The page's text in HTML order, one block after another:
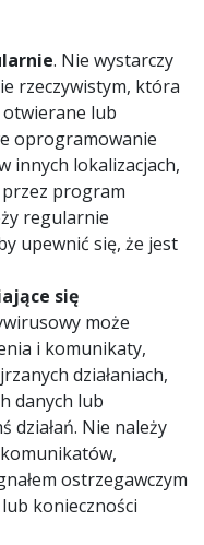
. Nie wystarczy
rzeczywistym, która
lub
oprogramowanie
innych lokalizacjach,
program
regularnie
upewnić się, że jest
się
może
i komunikaty,
działaniach,
danych lub
działań. Nie należy
ostrzegawczym
konieczności